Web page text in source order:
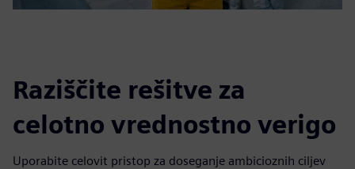
Raziščite rešitve za
celotno vrednostno verigo
Uporabite celovit pristop za doseganje ambicioznih ciljev